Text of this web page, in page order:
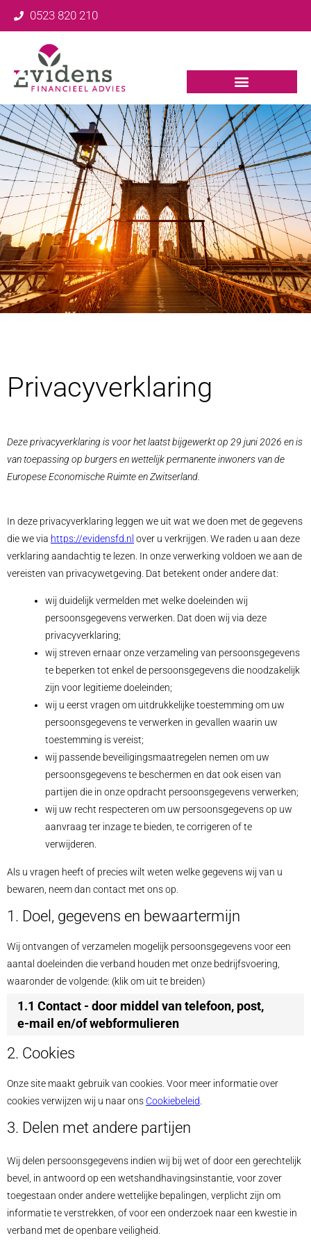
0523 820 210
Privacyverklaring
Deze privacyverklaring is voor het laatst bijgewerkt op 29 juni 2026 en is
van toepassing op burgers en wettelijk permanente inwoners van de
Europese Economische Ruimte en Zwitserland.
In deze privacyverklaring leggen we uit wat we doen met de gegevens
die we via https://evidensfd.nl over u verkrijgen. We raden u aan deze
verklaring aandachtig te lezen. In onze verwerking voldoen we aan de
vereisten van privacywetgeving. Dat betekent onder andere dat:
wij duidelijk vermelden met welke doeleinden wij
persoonsgegevens verwerken. Dat doen wij via deze
privacyverklaring;
wij streven ernaar onze verzameling van persoonsgegevens
te beperken tot enkel de persoonsgegevens die noodzakelijk
zijn voor legitieme doeleinden;
wij u eerst vragen om uitdrukkelijke toestemming om uw
persoonsgegevens te verwerken in gevallen waarin uw
toestemming is vereist;
wij passende beveiligingsmaatregelen nemen om uw
persoonsgegevens te beschermen en dat ook eisen van
partijen die in onze opdracht persoonsgegevens verwerken;
wij uw recht respecteren om uw persoonsgegevens op uw
aanvraag ter inzage te bieden, te corrigeren of te
verwijderen.
Als u vragen heeft of precies wilt weten welke gegevens wij van u
bewaren, neem dan contact met ons op.
1. Doel, gegevens en bewaartermijn
Wij ontvangen of verzamelen mogelijk persoonsgegevens voor een
aantal doeleinden die verband houden met onze bedrijfsvoering,
waaronder de volgende: (klik om uit te breiden)
1.1 Contact - door middel van telefoon, post,
e-mail en/of webformulieren
2. Cookies
Onze site maakt gebruik van cookies. Voor meer informatie over
cookies verwijzen wij u naar ons Cookiebeleid.
3. Delen met andere partijen
Wij delen persoonsgegevens indien wij bij wet of door een gerechtelijk
bevel, in antwoord op een wetshandhavingsinstantie, voor zover
toegestaan onder andere wettelijke bepalingen, verplicht zijn om
informatie te verstrekken, of voor een onderzoek naar een kwestie in
verband met de openbare veiligheid.